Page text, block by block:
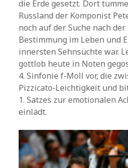
die Erde gesetzt. Dort
Russland der Komponist
noch auf der Suche nach
Bestimmung im Leben und
innersten Sehnsüchte war.
gottlob heute in Noten
4. Sinfonie f-Moll vor, die
Pizzicato-Leichtigkeit und
1. Satzes zur emotionalen
einlädt.